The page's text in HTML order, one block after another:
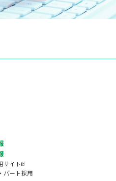
サイト
パート採用